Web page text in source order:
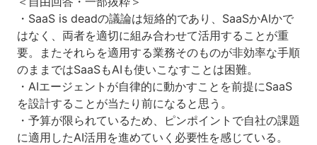
・SaaS is deadの議論は短絡的であり、SaaSかAIかで
はなく、両者を適切に組み合わせて活用することが重
要。またそれらを適用する業務そのものが非効率な手順
のままではSaaSもAIも使いこなすことは困難。
・AIエージェントが自律的に動かすことを前提にSaaS
を設計することが当たり前になると思う。
・予算が限られているため、ピンポイントで自社の課題
に適用したAI活用を進めていく必要性を感じている。